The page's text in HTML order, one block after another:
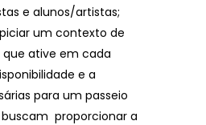
e alunos/artistas;
um contexto de
ative em cada
e a
para um passeio
proporcionar a